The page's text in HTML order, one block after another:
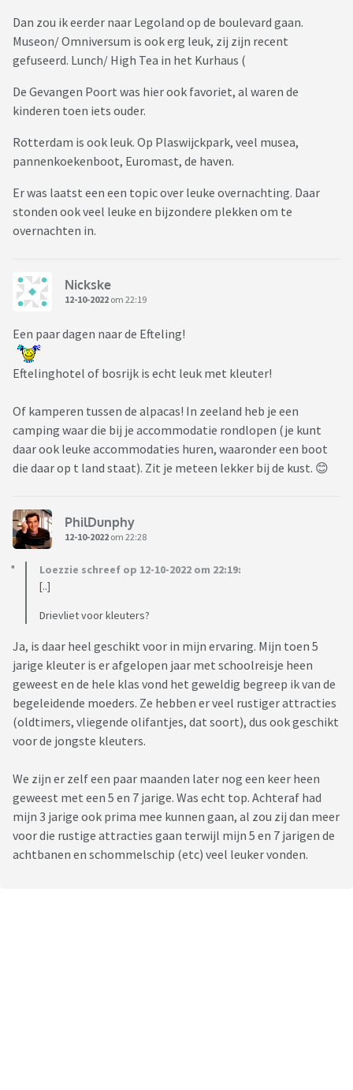
Dan zou ik eerder naar Legoland op de boulevard gaan.
Museon/ Omniversum is ook erg leuk, zij zijn recent
gefuseerd. Lunch/ High Tea in het Kurhaus (
De Gevangen Poort was hier ook favoriet, al waren de
kinderen toen iets ouder.
Rotterdam is ook leuk. Op Plaswijckpark, veel musea,
pannenkoekenboot, Euromast, de haven.
Er was laatst een een topic over leuke overnachting. Daar
stonden ook veel leuke en bijzondere plekken om te
overnachten in.
Nickske
12-10-2022 om 22:19
Een paar dagen naar de Efteling!
Eftelinghotel of bosrijk is echt leuk met kleuter!
Of kamperen tussen de alpacas! In zeeland heb je een
camping waar die bij je accommodatie rondlopen (je kunt
daar ook leuke accommodaties huren, waaronder een boot
die daar op t land staat). Zit je meteen lekker bij de kust. 😊
PhilDunphy
12-10-2022 om 22:28
Loezzie schreef op 12-10-2022 om 22:19:
[..]
Drievliet voor kleuters?
Ja, is daar heel geschikt voor in mijn ervaring. Mijn toen 5
jarige kleuter is er afgelopen jaar met schoolreisje heen
geweest en de hele klas vond het geweldig begreep ik van de
begeleidende moeders. Ze hebben er veel rustiger attracties
(oldtimers, vliegende olifantjes, dat soort), dus ook geschikt
voor de jongste kleuters.
We zijn er zelf een paar maanden later nog een keer heen
geweest met een 5 en 7 jarige. Was echt top. Achteraf had
mijn 3 jarige ook prima mee kunnen gaan, al zou zij dan meer
voor die rustige attracties gaan terwijl mijn 5 en 7 jarigen de
achtbanen en schommelschip (etc) veel leuker vonden.